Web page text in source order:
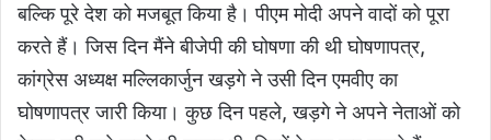
बल्कि पूरे देश को मजबूत किया है। पीएम मोदी अपने वादों को पूरा
करते हैं। जिस दिन मैंने बीजेपी की घोषणा की थी घोषणापत्र,
कांग्रेस अध्यक्ष मल्लिकार्जुन खड़गे ने उसी दिन एमवीए का
घोषणापत्र जारी किया। कुछ दिन पहले, खड़गे ने अपने नेताओं को